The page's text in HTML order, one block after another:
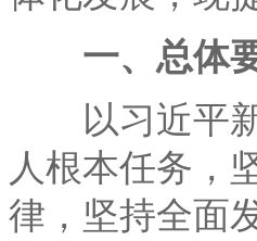
一、总体
以习近平新
人根本任务，
律，坚持全面